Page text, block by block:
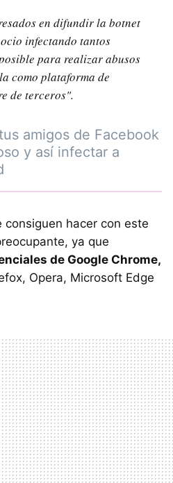
en difundir la botnet
infectando tantos
para realizar abusos
como plataforma de
de terceros".
amigos de Facebook
y así infectar a
consiguen hacer con este
ya que
de Google Chrome,
Opera, Microsoft Edge